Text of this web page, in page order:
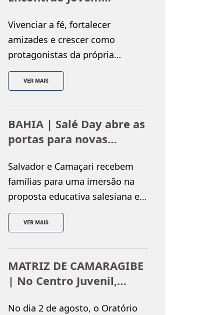
protagonismo da
juventude salesiana
Vivenciar a fé, fortalecer
amizades e crescer como
protagonistas da própria
história. Esses foram alguns dos
objetivos do Encontrão Jovem
de julho, reunindo monitores e
encontristas em uma
programação repleta de
espiritualidade, partilha e
integração. Ao longo dos dois
dias, os participantes
vivenciaram momentos […]
VER MAIS
BAHIA | Salé Day abre as
portas para novas
Salvador e Camaçari recebem
famílias para uma imersão na
proposta educativa salesiana e
no lançamento da Campanha de
Matrículas 2027 O Salé Day é o
abertas às famílias que desejam
conhecer de perto a proposta
educativa salesiana. Em 2027, o
VER MAIS
MATRIZ DE CAMARAGIBE
| No Centro Juvenil,
Oratoriana
No dia 2 de agosto, o Oratório